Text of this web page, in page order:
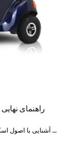
راهنمای
آشنایی با اصول اسکوتر برقی پیمایش در جهان اسکوترهای برقی ...